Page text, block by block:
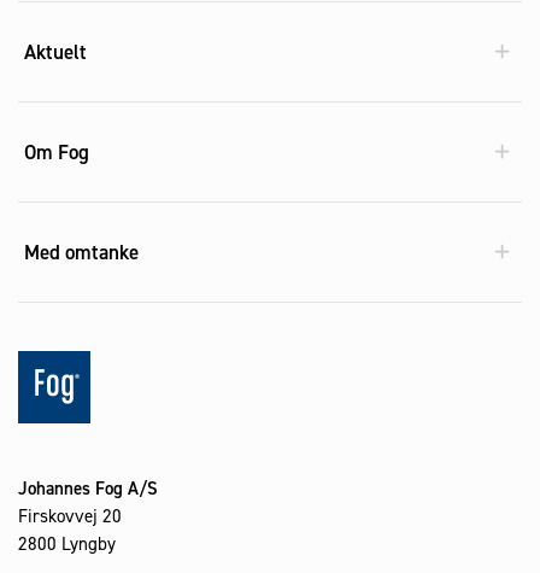
Aktuelt
Om Fog
Med omtanke
Johannes Fog A/S
Firskovvej 20
2800 Lyngby